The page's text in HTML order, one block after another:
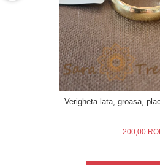
Verigheta lata, groasa,
200,00